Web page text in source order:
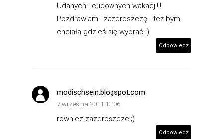
Udanych i cudownych wakacji!!!
Pozdrawiam i zazdroszczę - też bym
chciała gdzieś się wybrać :)
Odpowiedz
modischsein.blogspot.com
7 września 2011 13:06
rowniez zazdroszcze!;)
Odpowiedz